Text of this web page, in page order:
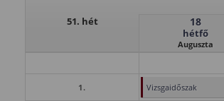
51. hét
18
hétfő
Auguszta
1.
Vizsgaidőszak